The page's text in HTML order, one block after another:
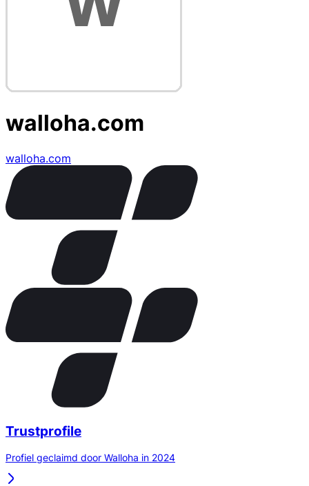
walloha.com
walloha.com
Trustprofile
Profiel geclaimd door Walloha in 2024